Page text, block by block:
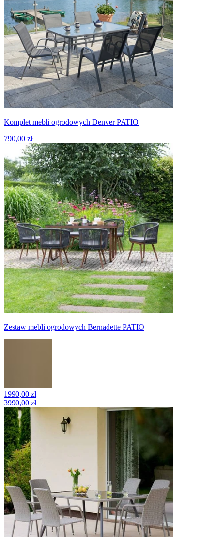
Komplet mebli ogrodowych Denver PATIO
790,00 zł
Zestaw mebli ogrodowych Bernadette PATIO
1990,00 zł
3990,00 zł